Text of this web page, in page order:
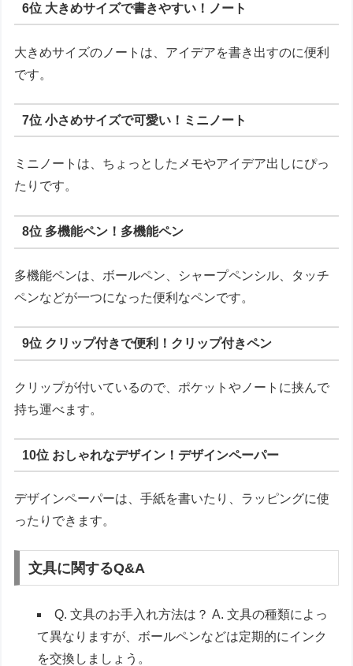
6位 大きめサイズで書きやすい！ノート
大きめサイズのノートは、アイデアを書き出すのに便利
です。
7位 小さめサイズで可愛い！ミニノート
ミニノートは、ちょっとしたメモやアイデア出しにぴっ
たりです。
8位 多機能ペン！多機能ペン
多機能ペンは、ボールペン、シャープペンシル、タッチ
ペンなどが一つになった便利なペンです。
9位 クリップ付きで便利！クリップ付きペン
クリップが付いているので、ポケットやノートに挟んで
持ち運べます。
10位 おしゃれなデザイン！デザインペーパー
デザインペーパーは、手紙を書いたり、ラッピングに使
ったりできます。
文具に関するQ&A
Q. 文具のお手入れ方法は？ A. 文具の種類によっ
て異なりますが、ボールペンなどは定期的にインク
を交換しましょう。